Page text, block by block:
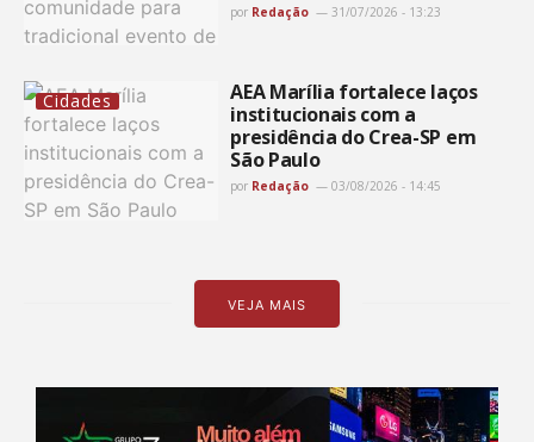
por Redação 31/07/2026 - 13:23
Cidades
AEA Marília fortalece laços
institucionais com a
presidência do Crea-SP em
São Paulo
por Redação 03/08/2026 - 14:45
VEJA MAIS